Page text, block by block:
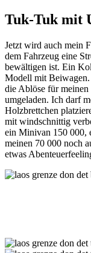
Tuk-Tuk mit
Jetzt wird auch mein
dem Fahrzeug eine
bewältigen ist. Ein
Modell mit
die Ablöse für meinen
umgeladen. Ich darf
Holzbrettchen
mit windschnittig
ein Minivan 150 000,
meinen 70 000 noch
etwas